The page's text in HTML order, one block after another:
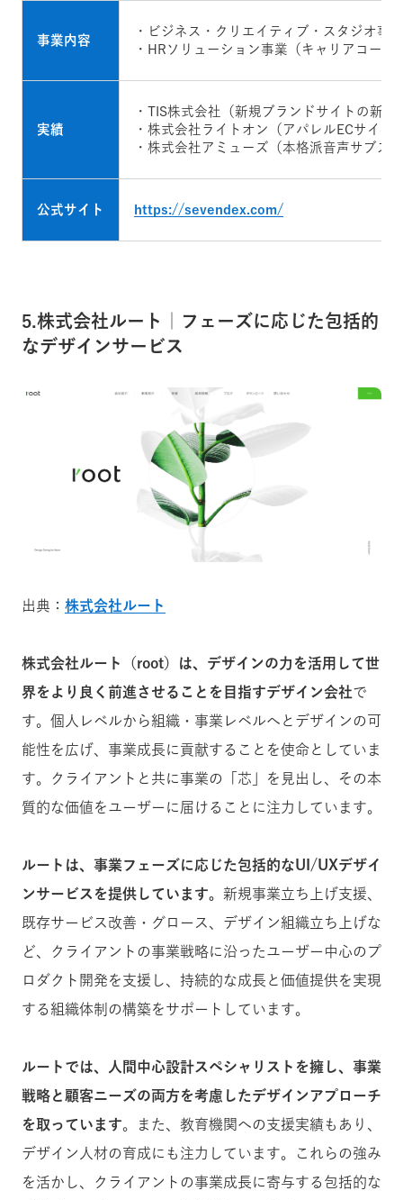
事業内容
・ビジネス・クリエイティブ・スタジオ事
・HRソリューション事業（キャリアコーチ
実績
・TIS株式会社（新規ブランドサイトの新規
・株式会社ライトオン（アパレルECサイト
・株式会社アミューズ（本格派音声サブス
公式サイト https://sevendex.com/
5.株式会社ルート｜フェーズに応じた包括的
なデザインサービス
出典： 株式会社ルート
株式会社ルート（root）は、デザインの力を活用して世
界をより良く前進させることを目指すデザイン会社で
す。個人レベルから組織・事業レベルへとデザインの可
能性を広げ、事業成長に貢献することを使命としていま
す。クライアントと共に事業の「芯」を見出し、その本
質的な価値をユーザーに届けることに注力しています。
ルートは、事業フェーズに応じた包括的なUI/UXデザイ
ンサービスを提供しています。 新規事業立ち上げ支援、
既存サービス改善・グロース、デザイン組織立ち上げな
ど、クライアントの事業戦略に沿ったユーザー中心のプ
ロダクト開発を支援し、持続的な成長と価値提供を実現
する組織体制の構築をサポートしています。
ルートでは、人間中心設計スペシャリストを擁し、事業
戦略と顧客ニーズの両方を考慮したデザインアプローチ
を取っています。また、教育機関への支援実績もあり、
デザイン人材の育成にも注力しています。これらの強み
を活かし、クライアントの事業成長に寄与する包括的な